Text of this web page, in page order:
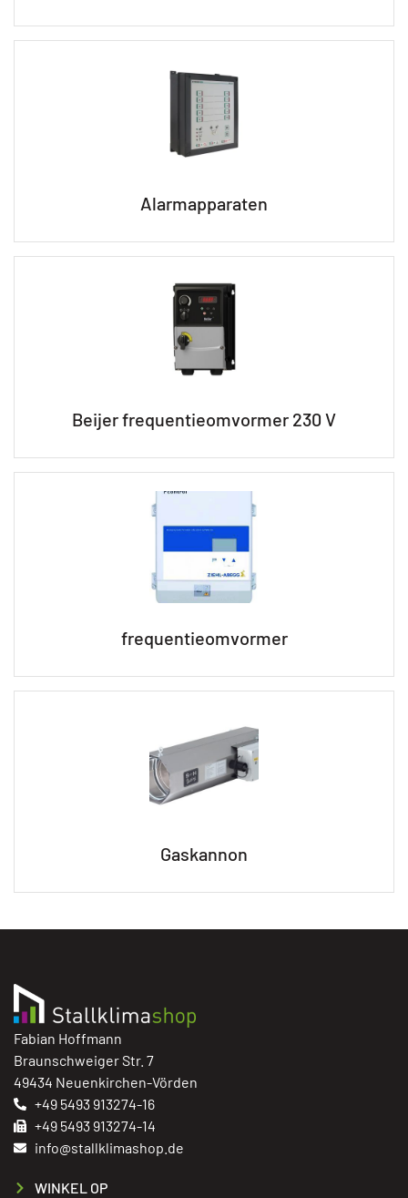
Alarmapparaten
Beijer frequentieomvormer 230 V
frequentieomvormer
Gaskannon
Fabian Hoffmann
Braunschweiger Str. 7
49434 Neuenkirchen-Vörden
+49 5493 913274-16
+49 5493 913274-14
info@stallklimashop.de
WINKEL OP